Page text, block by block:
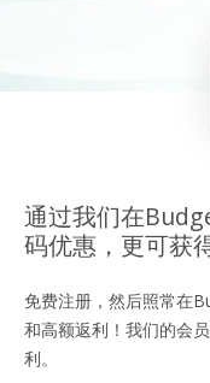
通过我们在
码优惠，更可获
免费注册，然后照常在
和高额返利！我们的会
利。